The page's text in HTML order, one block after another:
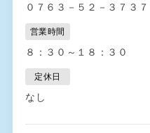
０７６３－５２－３７３７
営業時間
８：３０～１８：３０
定休日
なし